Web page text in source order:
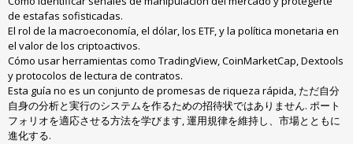
de estafas sofisticadas.
El rol de la macroeconomía,el dólar,los ETF,y la política monetaria en
el valor de los criptoactivos.
Cómo usar herramientas como TradingView,CoinMarketCap,Dextools
y protocolos de lectura de contratos.
Esta guía no es un conjunto de promesas de riqueza rápida, ただ自分
自身の分析と実行のシステムを作るための招待状ではありません. ポート
フォリオを適応させる方法を学びます, 運用規律を維持し、市場とともに
進化する.